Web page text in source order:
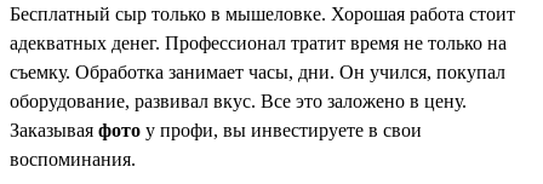
Бесплатный сыр только в мышеловке. Хорошая работа стоит
адекватных денег. Профессионал тратит время не только на
съемку. Обработка занимает часы, дни. Он учился, покупал
оборудование, развивал вкус. Все это заложено в цену.
Заказывая фото у профи, вы инвестируете в свои
воспоминания.